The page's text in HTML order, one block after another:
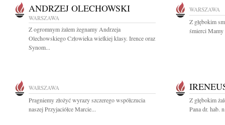
ANDRZEJ OLECHOWSKI
WARSZAWA
Z ogromnym żalem żegnamy Andrzeja
Olechowskiego Człowieka wielkiej klasy. Irence oraz
Synom...
WARSZAWA
Z głębokim
śmierci Mamy
WARSZAWA
Pragniemy złożyć wyrazy szczerego współczucia
naszej Przyjaciółce Marcie...
Z głębokim
Pana dr. hab.